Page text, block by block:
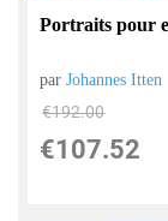
Portraits pour
parJohannes Itten
€192.00
€107.52